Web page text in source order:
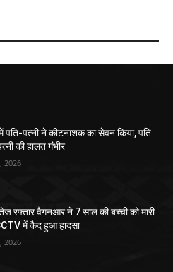
पति-पत्नी ने कीटनाशक का सेवन किया, पति
की हालत गंभीर
2026
रफ्तार वैगनआर ने 7 साल की बच्ची को मारी
में कैद हुआ हादसा
2026